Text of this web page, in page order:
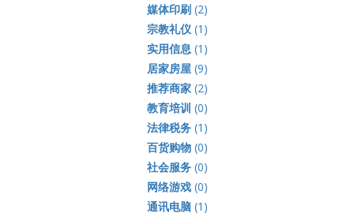
媒体印刷(2)
宗教礼仪(1)
实用信息 (1)
居家房屋(9)
推荐商家(2)
教育培训 (0)
法律税务(1)
百货购物(0)
社会服务(0)
网络游戏(0)
通讯电脑(1)